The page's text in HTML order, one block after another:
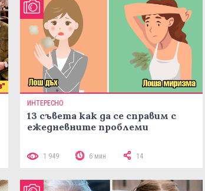
ИНТЕРЕСНО
13 съвета как да се справим с
ежедневните проблеми
1 949 6 мин 14